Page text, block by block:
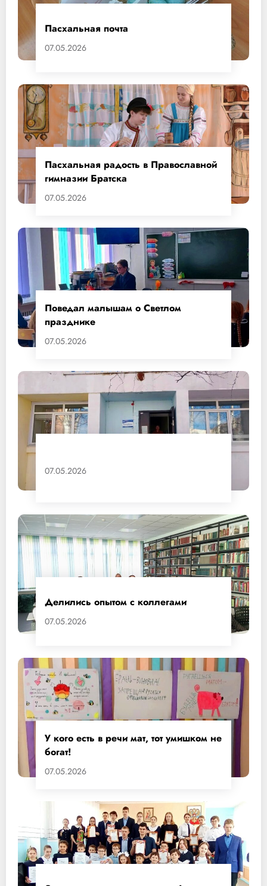
Пасхальная почта
07.05.2026
Пасхальная радость в Православной
гимназии Братска
07.05.2026
Поведал малышам о Светлом
празднике
07.05.2026
07.05.2026
Делились опытом с коллегами
07.05.2026
У кого есть в речи мат, тот умишком не
богат!
07.05.2026